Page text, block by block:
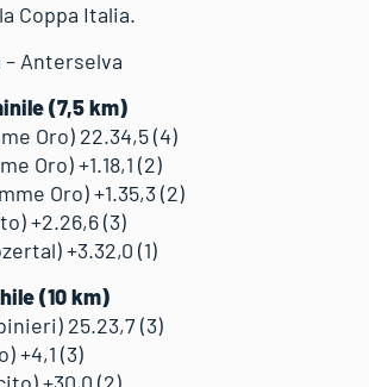
Coppa Italia.
Anterselva
(7,5 km)
Oro) 22.34,5 (4)
Oro) +1.18,1 (2)
Oro) +1.35,3 (2)
+2.26,6 (3)
+3.32,0 (1)
(10 km)
25.23,7 (3)
+4,1 (3)